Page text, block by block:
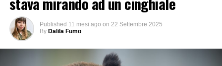
Published 11 mesi ago on 22 Settembre 2025
By Dalila Fumo